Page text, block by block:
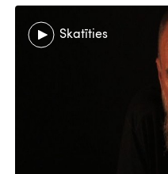
Skatīties